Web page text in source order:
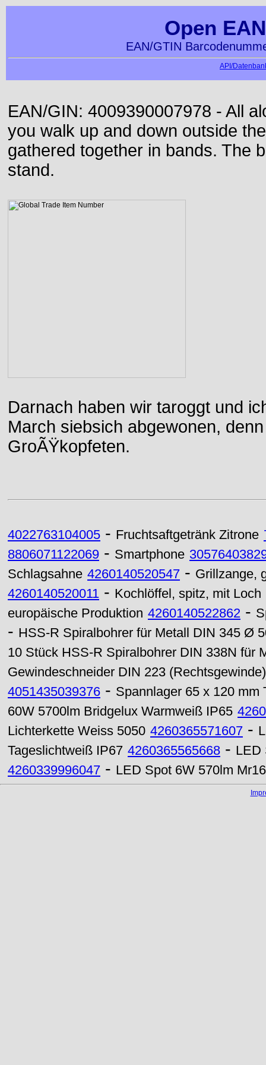
Open
EAN/GTIN
API/
EAN/GIN: 4009390007978 - All
you walk up and down outside
gathered together in bands. The
stand.
Darnach haben wir taroggt und
March siebsich abgewonen,
GroÃŸkopfeten.
4022763104005 - Fruchtsaftgetränk Zitrone
8806071122069 - Smartphone
Schlagsahne 4260140520547 - Grillzange,
4260140520011 - Kochlöffel, spitz, mit Loch
europäische Produktion 4260140522862 -
- HSS-R Spiralbohrer für Metall DIN 345 Ø
10 Stück HSS-R Spiralbohrer DIN 338N für
Gewindeschneider DIN 223 (Rechtsgewinde)
4051435039376 - Spannlager 65 x 120 mm
60W 5700lm Bridgelux Warmweiß IP65
Lichterkette Weiss 5050 4260365571607 -
Tageslichtweiß IP67 4260365565668 - LED
4260339996047 - LED Spot 6W 570lm